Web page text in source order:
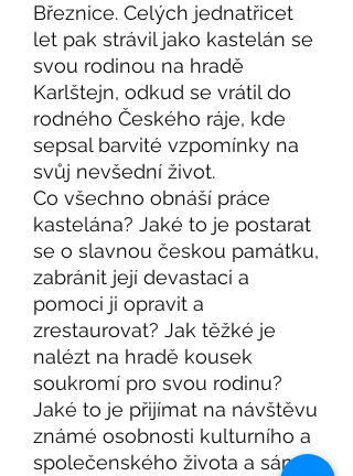
Březnice. Celých jednatřicet
let pak strávil jako kastelán se
svou rodinou na hradě
Karlštejn, odkud se vrátil do
rodného Českého ráje, kde
sepsal barvité vzpomínky na
svůj nevšední život.
Co všechno obnáší práce
kastelána? Jaké to je postarat
se o slavnou českou památku,
zabránit její devastaci a
pomoci ji opravit a
zrestaurovat? Jak těžké je
nalézt na hradě kousek
soukromí pro svou rodinu?
Jaké to je přijímat na návštěvu
známé osobnosti kulturního a
společenského života a sám